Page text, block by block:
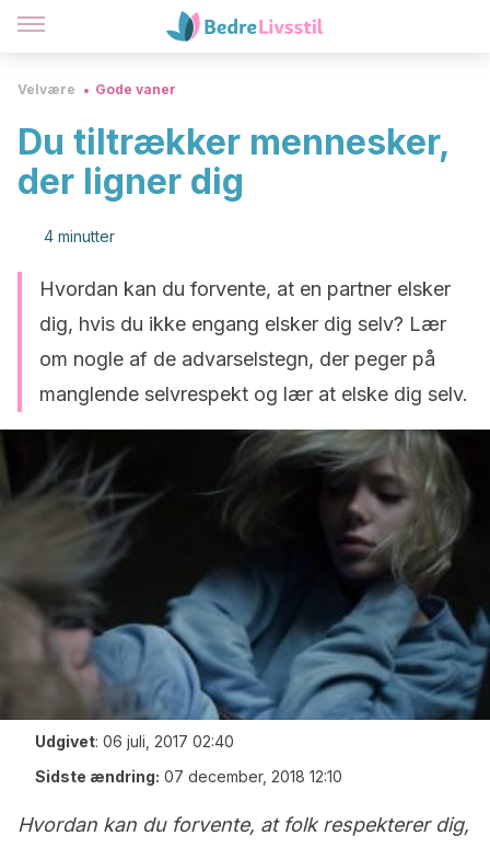
Velvære Gode vaner
Du tiltrækker mennesker,
der ligner dig
4 minutter
Hvordan kan du forvente, at en partner elsker
dig, hvis du ikke engang elsker dig selv? Lær
om nogle af de advarselstegn, der peger på
manglende selvrespekt og lær at elske dig selv.
Udgivet: 06 juli, 2017 02:40
Sidste ændring: 07 december, 2018 12:10
Hvordan kan du forvente, at folk respekterer dig,